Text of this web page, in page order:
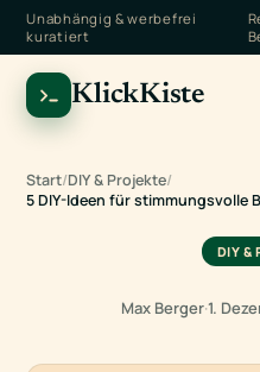
Unabhängig & werbefrei
kuratiert
KlickKiste
Start/DIY & Projekte/
5 DIY-Ideen für stimmungsvolle
DIY &
Max Berger·1.